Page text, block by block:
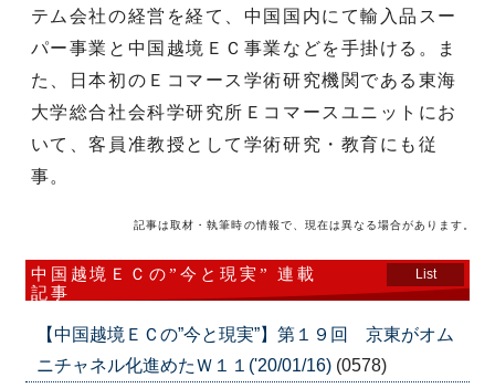
テム会社の経営を経て、中国国内にて輸入品スー
パー事業と中国越境ＥＣ事業などを手掛ける。ま
た、日本初のＥコマース学術研究機関である東海
大学総合社会科学研究所Ｅコマースユニットにお
いて、客員准教授として学術研究・教育にも従
事。
記事は取材・執筆時の情報で、現在は異なる場合があります。
中国越境ＥＣの”今と現実” 連載
記事
List
【中国越境ＥＣの”今と現実”】第１９回 京東がオム
ニチャネル化進めたＷ１１('20/01/16) (0578)